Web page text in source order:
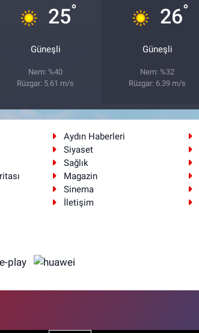
25°
Güneşli
Nem: %40
Rüzgar: 5.61 m/s
26°
Güneşli
Nem: %32
Rüzgar: 6.39 m/s
Aydın Haberleri
Siyaset
Sağlık
Magazin
Sinema
İletişim